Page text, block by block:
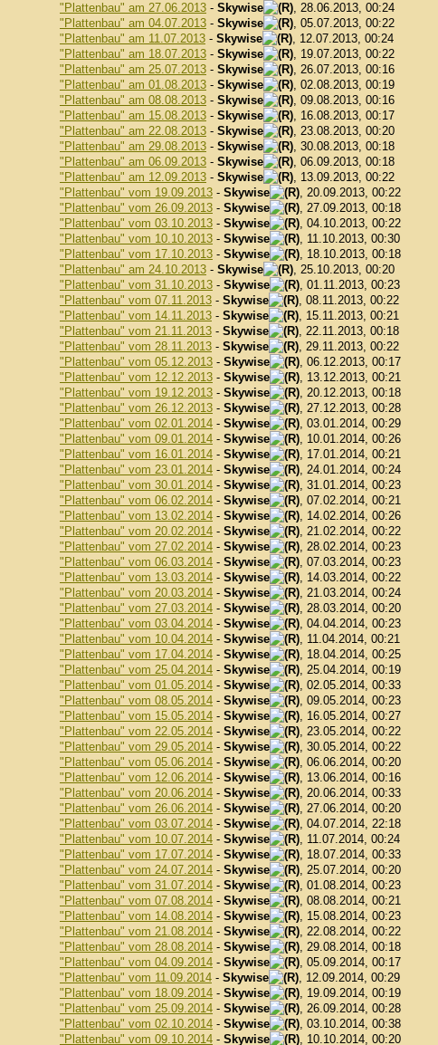
"Plattenbau" am 27.06.2013 - Skywise
, 28.06.2013, 00:24
"Plattenbau" am 04.07.2013 - Skywise
, 05.07.2013, 00:22
"Plattenbau" am 11.07.2013 - Skywise
, 12.07.2013, 00:24
"Plattenbau" am 18.07.2013 - Skywise
, 19.07.2013, 00:22
"Plattenbau" am 25.07.2013 - Skywise
, 26.07.2013, 00:16
"Plattenbau" am 01.08.2013 - Skywise
, 02.08.2013, 00:19
"Plattenbau" am 08.08.2013 - Skywise
, 09.08.2013, 00:16
"Plattenbau" am 15.08.2013 - Skywise
, 16.08.2013, 00:17
"Plattenbau" am 22.08.2013 - Skywise
, 23.08.2013, 00:20
"Plattenbau" am 29.08.2013 - Skywise
, 30.08.2013, 00:18
"Plattenbau" am 06.09.2013 - Skywise
, 06.09.2013, 00:18
"Plattenbau" am 12.09.2013 - Skywise
, 13.09.2013, 00:22
"Plattenbau" vom 19.09.2013 - Skywise
, 20.09.2013, 00:22
"Plattenbau" vom 26.09.2013 - Skywise
, 27.09.2013, 00:18
"Plattenbau" vom 03.10.2013 - Skywise
, 04.10.2013, 00:22
"Plattenbau" vom 10.10.2013 - Skywise
, 11.10.2013, 00:30
"Plattenbau" vom 17.10.2013 - Skywise
, 18.10.2013, 00:18
"Plattenbau" am 24.10.2013 - Skywise
, 25.10.2013, 00:20
"Plattenbau" vom 31.10.2013 - Skywise
, 01.11.2013, 00:23
"Plattenbau" vom 07.11.2013 - Skywise
, 08.11.2013, 00:22
"Plattenbau" vom 14.11.2013 - Skywise
, 15.11.2013, 00:21
"Plattenbau" vom 21.11.2013 - Skywise
, 22.11.2013, 00:18
"Plattenbau" vom 28.11.2013 - Skywise
, 29.11.2013, 00:22
"Plattenbau" vom 05.12.2013 - Skywise
, 06.12.2013, 00:17
"Plattenbau" vom 12.12.2013 - Skywise
, 13.12.2013, 00:21
"Plattenbau" vom 19.12.2013 - Skywise
, 20.12.2013, 00:18
"Plattenbau" vom 26.12.2013 - Skywise
, 27.12.2013, 00:28
"Plattenbau" vom 02.01.2014 - Skywise
, 03.01.2014, 00:29
"Plattenbau" vom 09.01.2014 - Skywise
, 10.01.2014, 00:26
"Plattenbau" vom 16.01.2014 - Skywise
, 17.01.2014, 00:21
"Plattenbau" vom 23.01.2014 - Skywise
, 24.01.2014, 00:24
"Plattenbau" vom 30.01.2014 - Skywise
, 31.01.2014, 00:23
"Plattenbau" vom 06.02.2014 - Skywise
, 07.02.2014, 00:21
"Plattenbau" vom 13.02.2014 - Skywise
, 14.02.2014, 00:26
"Plattenbau" vom 20.02.2014 - Skywise
, 21.02.2014, 00:22
"Plattenbau" vom 27.02.2014 - Skywise
, 28.02.2014, 00:23
"Plattenbau" vom 06.03.2014 - Skywise
, 07.03.2014, 00:23
"Plattenbau" vom 13.03.2014 - Skywise
, 14.03.2014, 00:22
"Plattenbau" vom 20.03.2014 - Skywise
, 21.03.2014, 00:24
"Plattenbau" vom 27.03.2014 - Skywise
, 28.03.2014, 00:20
"Plattenbau" vom 03.04.2014 - Skywise
, 04.04.2014, 00:23
"Plattenbau" vom 10.04.2014 - Skywise
, 11.04.2014, 00:21
"Plattenbau" vom 17.04.2014 - Skywise
, 18.04.2014, 00:25
"Plattenbau" vom 25.04.2014 - Skywise
, 25.04.2014, 00:19
"Plattenbau" vom 01.05.2014 - Skywise
, 02.05.2014, 00:33
"Plattenbau" vom 08.05.2014 - Skywise
, 09.05.2014, 00:23
"Plattenbau" vom 15.05.2014 - Skywise
, 16.05.2014, 00:27
"Plattenbau" vom 22.05.2014 - Skywise
, 23.05.2014, 00:22
"Plattenbau" vom 29.05.2014 - Skywise
, 30.05.2014, 00:22
"Plattenbau" vom 05.06.2014 - Skywise
, 06.06.2014, 00:20
"Plattenbau" vom 12.06.2014 - Skywise
, 13.06.2014, 00:16
"Plattenbau" vom 20.06.2014 - Skywise
, 20.06.2014, 00:33
"Plattenbau" vom 26.06.2014 - Skywise
, 27.06.2014, 00:20
"Plattenbau" vom 03.07.2014 - Skywise
, 04.07.2014, 22:18
"Plattenbau" vom 10.07.2014 - Skywise
, 11.07.2014, 00:24
"Plattenbau" vom 17.07.2014 - Skywise
, 18.07.2014, 00:33
"Plattenbau" vom 24.07.2014 - Skywise
, 25.07.2014, 00:20
"Plattenbau" vom 31.07.2014 - Skywise
, 01.08.2014, 00:23
"Plattenbau" vom 07.08.2014 - Skywise
, 08.08.2014, 00:21
"Plattenbau" vom 14.08.2014 - Skywise
, 15.08.2014, 00:23
"Plattenbau" vom 21.08.2014 - Skywise
, 22.08.2014, 00:22
"Plattenbau" vom 28.08.2014 - Skywise
, 29.08.2014, 00:18
"Plattenbau" vom 04.09.2014 - Skywise
, 05.09.2014, 00:17
"Plattenbau" vom 11.09.2014 - Skywise
, 12.09.2014, 00:29
"Plattenbau" vom 18.09.2014 - Skywise
, 19.09.2014, 00:19
"Plattenbau" vom 25.09.2014 - Skywise
, 26.09.2014, 00:28
"Plattenbau" vom 02.10.2014 - Skywise
, 03.10.2014, 00:38
"Plattenbau" vom 09.10.2014 - Skywise , 10.10.2014, 00:20